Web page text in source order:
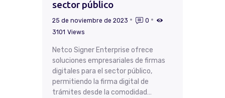
sector público
25 de noviembre de 2023
0
3101 Views
Netco Signer Enterprise ofrece
soluciones empresariales de firmas
digitales para el sector público,
permitiendo la firma digital de
trámites desde la comodidad…